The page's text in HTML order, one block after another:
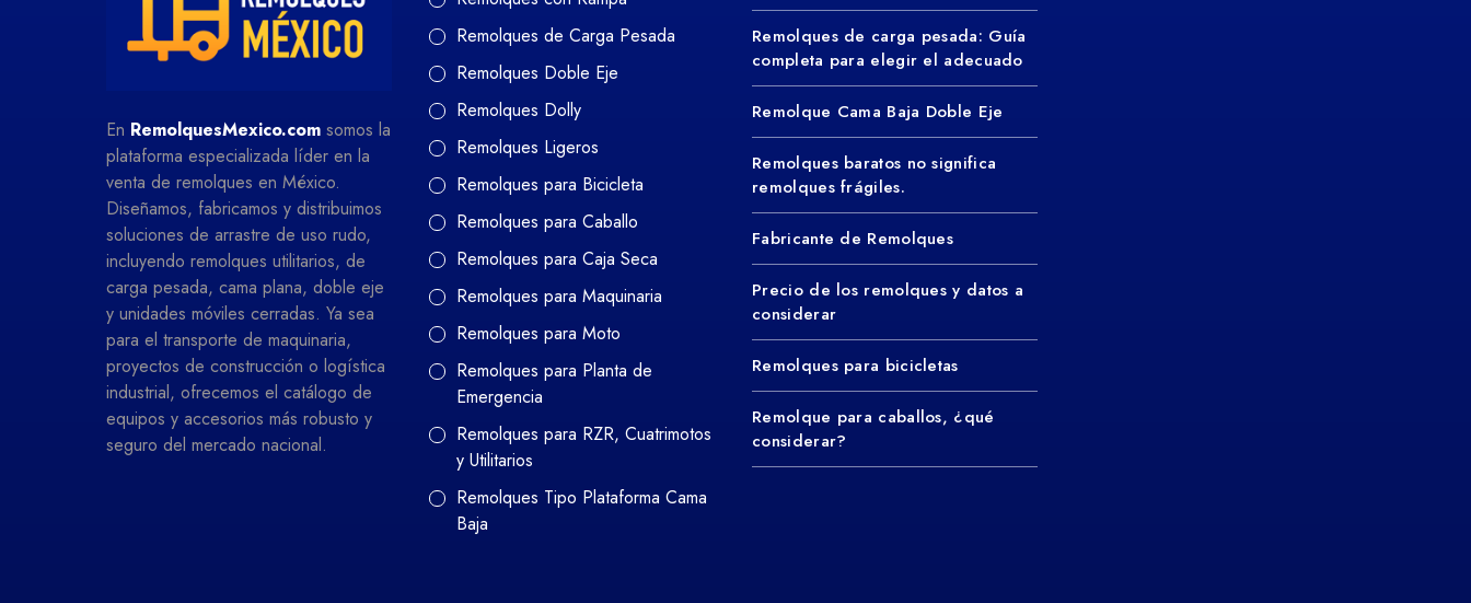
En RemolquesMexico.com somos la
plataforma especializada líder en la
venta de remolques en México.
Diseñamos, fabricamos y distribuimos
soluciones de arrastre de uso rudo,
incluyendo remolques utilitarios, de
carga pesada, cama plana, doble eje
y unidades móviles cerradas. Ya sea
para el transporte de maquinaria,
proyectos de construcción o logística
industrial, ofrecemos el catálogo de
equipos y accesorios más robusto y
seguro del mercado nacional.
Remolques de Carga Pesada
Remolques Doble Eje
Remolques Dolly
Remolques Ligeros
Remolques para Bicicleta
Remolques para Caballo
Remolques para Caja Seca
Remolques para Maquinaria
Remolques para Moto
Remolques para Planta de
Emergencia
Remolques para RZR, Cuatrimotos
y Utilitarios
Remolques Tipo Plataforma Cama
Baja
Remolques de carga pesada: Guía
completa para elegir el adecuado
Remolque Cama Baja Doble Eje
Remolques baratos no significa
remolques frágiles.
Fabricante de Remolques
Precio de los remolques y datos a
considerar
Remolques para bicicletas
Remolque para caballos, ¿qué
considerar?